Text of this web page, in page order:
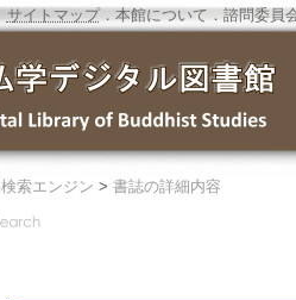
サイトマップ．本館について ． 諮問委員
検索エンジン > 書誌の詳細内容